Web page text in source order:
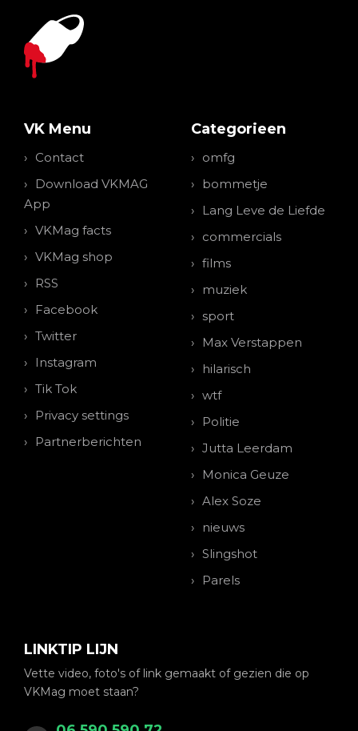
VK Menu
Contact
Download VKMAG
App
VKMag facts
VKMag shop
RSS
Facebook
Twitter
Instagram
Tik Tok
Privacy settings
Partnerberichten
Categorieen
omfg
bommetje
Lang Leve de Liefde
commercials
films
muziek
sport
Max Verstappen
hilarisch
wtf
Politie
Jutta Leerdam
Monica Geuze
Alex Soze
nieuws
Slingshot
Parels
LINKTIP LIJN
Vette video, foto's of link gemaakt of gezien die op
VKMag moet staan?